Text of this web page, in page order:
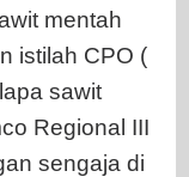
WhatsApp
Diduga
Alergi
Terhadap
Konfirmasi
mentah
istilah CPO (
sawit
Regional III
sengaja di